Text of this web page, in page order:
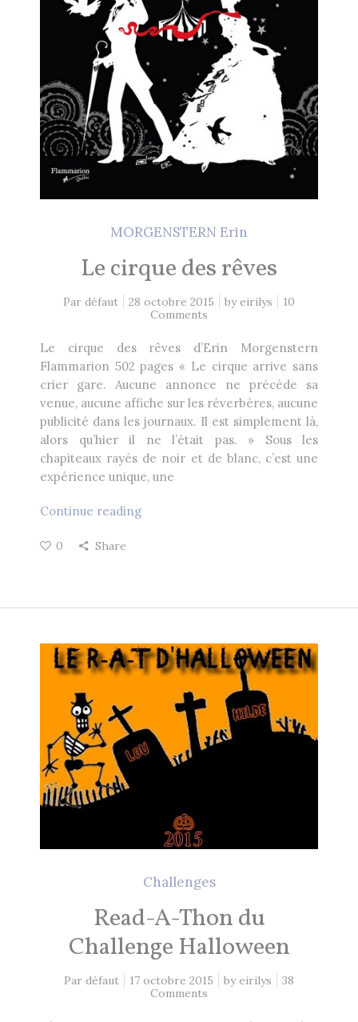
MORGENSTERN Erin
Le cirque des rêves
Par défaut 28 octobre 2015 byeirilys
10
Comments
Le cirque des rêves d’Erin Morgenstern
Flammarion 502 pages « Le cirque arrive sans
crier gare. Aucune annonce ne précède sa
venue, aucune affiche sur les réverbères, aucune
publicité dans les journaux. Il est simplement là,
alors qu’hier il ne l’était pas. » Sous les
chapiteaux rayés de noir et de blanc, c’est une
expérience unique, une
Continue reading
0 Share
Challenges
Read-A-Thon du
Challenge Halloween
Par défaut 17 octobre 2015 byeirilys
38
Comments